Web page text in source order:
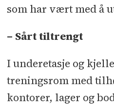
som har vært med å
– Sårt tiltrengt
I underetasje og
treningsrom med
kontorer, lager og